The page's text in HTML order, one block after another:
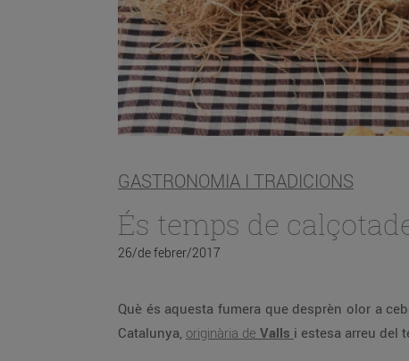
GASTRONOMIA I TRADICIONS
És temps de
26/de febrer/2017
Què és aquesta fumera que desprèn olor a
Catalunya, originària de Valls i estesa arreu del